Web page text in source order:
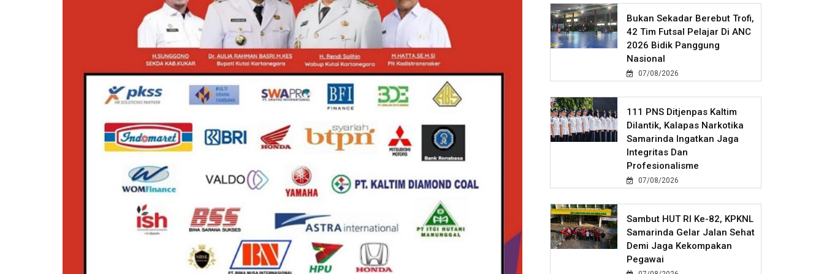
Bukan Sekadar Berebut Trofi,
42 Tim Futsal Pelajar Di ANC
2026 Bidik Panggung
Nasional
07/08/2026
111 PNS Ditjenpas Kaltim
Dilantik, Kalapas Narkotika
Samarinda Ingatkan Jaga
Integritas Dan
Profesionalisme
07/08/2026
Sambut HUT RI Ke-82, KPKNL
Samarinda Gelar Jalan Sehat
Demi Jaga Kekompakan
Pegawai